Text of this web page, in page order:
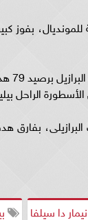
الراحل
للمنتخب
نيمار دا سيلفا